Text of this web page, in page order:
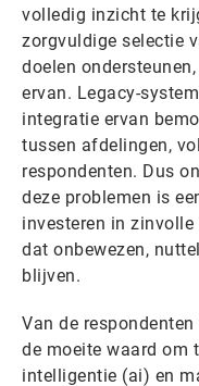
volledig inzicht te
zorgvuldige selectie
doelen
ervan. Legacy-
integratie ervan
tussen afdelingen,
respondenten. Dus
deze problemen is
investeren in
dat onbewezen,
blijven.
Van de
de moeite waard om
intelligentie (ai) en